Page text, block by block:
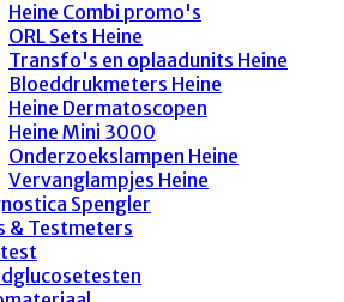
Heine Combi promo's
ORL Sets Heine
Transfo's en oplaadunits Heine
Bloeddrukmeters Heine
Heine Dermatoscopen
Heine Mini 3000
Onderzoekslampen Heine
Vervanglampjes Heine
Spengler
& Testmeters